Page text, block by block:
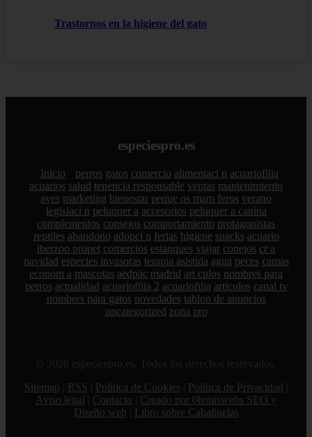
Trastornos en la higiene del gato
especiespro.es
Inicio perros gatos comercio alimentaci n acuariofilia
acuarios salud tenencia responsable ventas mantenimiento
aves marketing bienestar peque os mam feros verano
legislaci n peluquer a accesorios peluquer a canina
complementos consejos comportamiento protagonistas
reptiles abandono adopci n ferias higiene snacks acuario
iberzoo propet comercios estanques viajar conejos cr a
navidad especies invasoras terapia asistida agua peces camas
econom a mascotas aedpac madrid art culos nombres para
perros actualidad acuariofilia 2 acuariofilia articulos canal tv
nombres para gatos novedades tablon de anuncios
uncategorized zona pro
© 2026 especiespro.es. Todos los derechos reservados.
Sitemap
RSS Política de Cookies Política de Privacidad
Aviso legal
Contacto
Creado por 0lemiswebs SEO y
Diseño web
Libro sobre Cabañuelas